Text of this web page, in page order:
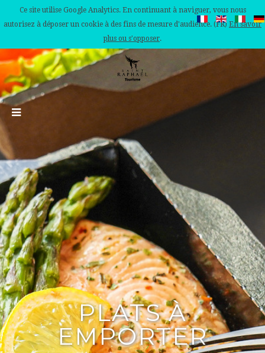
Ce site utilise Google Analytics. En continuant à naviguer, vous nous
autorisez à déposer un cookie à des fins de mesure d'audience. (FR) En savoir
plus ou s'opposer.
PLATS À
EMPORTER